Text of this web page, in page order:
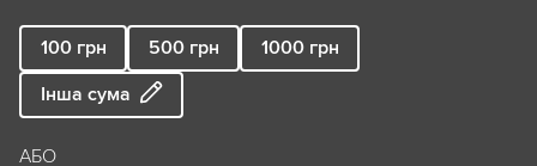
100 грн 500 грн 1000 грн
Інша сума
АБО